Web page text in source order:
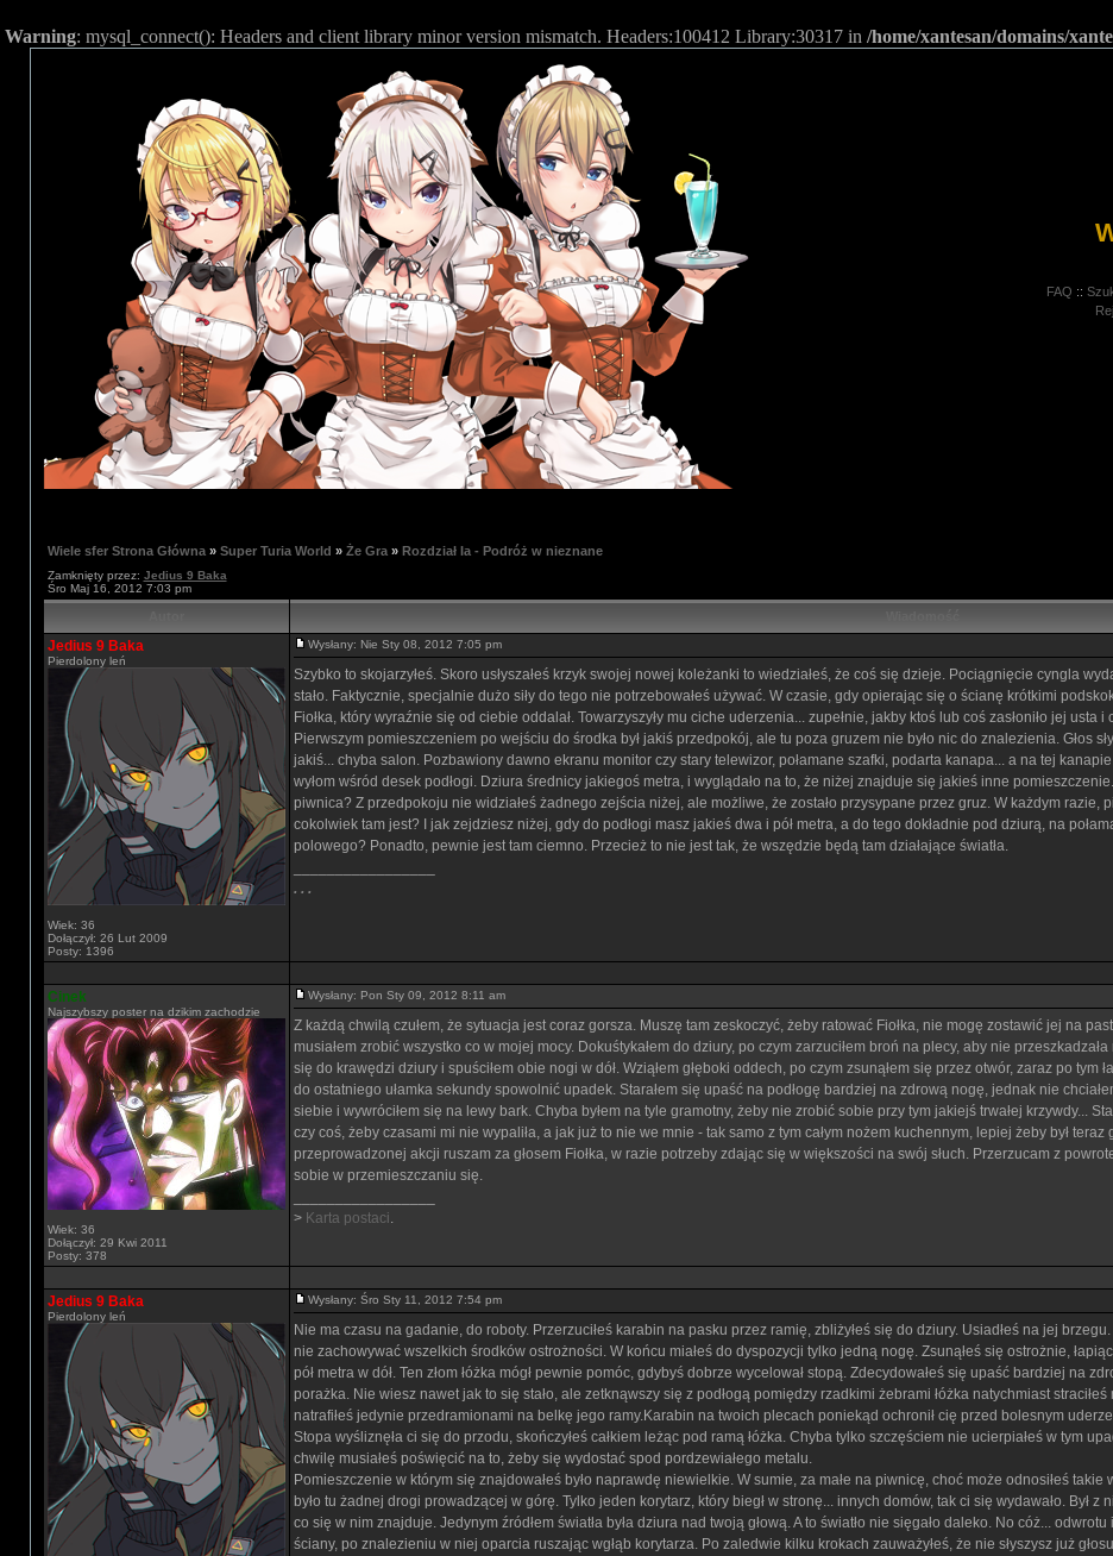
Warning: mysql_connect(): Headers and client library minor version mismatch. Headers:100412 Library:30317 in /home/xantesan/domains/
FAQ ::
Wiele sfer Strona Główna» Super Turia World » Że Gra» Rozdział Ia - Podróż w nieznane
Zamknięty przez: Jedius 9 Baka
Śro Maj 16, 2012 7:03 pm
Jedius 9 Baka
Pierdolony leń
Wiek: 36
Dołączył: 26 Lut 2009
Posty: 1396
Wysłany: Nie Sty 08, 2012 7:05 pm
Szybko to skojarzyłeś. Skoro usłyszałeś krzyk swojej nowej koleżanki to wiedziałeś, że coś się dzieje. Pociągnięcie cyngla
stało. Faktycznie, specjalnie dużo siły do tego nie potrzebowałeś używać. W czasie, gdy opierając się o ścianę krótkimi
Fiołka, który wyraźnie się od ciebie oddalał. Towarzyszyły mu ciche uderzenia... zupełnie, jakby ktoś lub coś zasłoniło jej usta
Pierwszym pomieszczeniem po wejściu do środka był jakiś przedpokój, ale tu poza gruzem nie było nic do znalezienia. Głos
jakiś... chyba salon. Pozbawiony dawno ekranu monitor czy stary telewizor, połamane szafki, podarta kanapa... a na tej
wyłom wśród desek podłogi. Dziura średnicy jakiegoś metra, i wyglądało na to, że niżej znajduje się jakieś inne
piwnica? Z przedpokoju nie widziałeś żadnego zejścia niżej, ale możliwe, że zostało przysypane przez gruz. W każdym
cokolwiek tam jest? I jak zejdziesz niżej, gdy do podłogi masz jakieś dwa i pół metra, a do tego dokładnie pod dziurą, na
polowego? Ponadto, pewnie jest tam ciemno. Przecież to nie jest tak, że wszędzie będą tam działające światła.
. . .
Cinek
Najszybszy poster na dzikim zachodzie
Wiek: 36
Dołączył: 29 Kwi 2011
Posty: 378
Wysłany: Pon Sty 09, 2012 8:11 am
Z każdą chwilą czułem, że sytuacja jest coraz gorsza. Muszę tam zeskoczyć, żeby ratować Fiołka, nie mogę zostawić jej na
musiałem zrobić wszystko co w mojej mocy. Dokuśtykałem do dziury, po czym zarzuciłem broń na plecy, aby nie
się do krawędzi dziury i spuściłem obie nogi w dół. Wziąłem głęboki oddech, po czym zsunąłem się przez otwór, zaraz po
do ostatniego ułamka sekundy spowolnić upadek. Starałem się upaść na podłogę bardziej na zdrową nogę, jednak nie
siebie i wywróciłem się na lewy bark. Chyba byłem na tyle gramotny, żeby nie zrobić sobie przy tym jakiejś trwałej krzywdy...
czy coś, żeby czasami mi nie wypaliła, a jak już to nie we mnie - tak samo z tym całym nożem kuchennym, lepiej żeby był
przeprowadzonej akcji ruszam za głosem Fiołka, w razie potrzeby zdając się w większości na swój słuch. Przerzucam z
sobie w przemieszczaniu się.
> Karta postaci.
Jedius 9 Baka
Pierdolony leń
Wysłany: Śro Sty 11, 2012 7:54 pm
Nie ma czasu na gadanie, do roboty. Przerzuciłeś karabin na pasku przez ramię, zbliżyłeś się do dziury. Usiadłeś na jej
nie zachowywać wszelkich środków ostrożności. W końcu miałeś do dyspozycji tylko jedną nogę. Zsunąłeś się ostrożnie,
pół metra w dół. Ten złom łóżka mógł pewnie pomóc, gdybyś dobrze wycelował stopą. Zdecydowałeś się upaść bardziej na
porażka. Nie wiesz nawet jak to się stało, ale zetknąwszy się z podłogą pomiędzy rzadkimi żebrami łóżka natychmiast
natrafiłeś jedynie przedramionami na belkę jego ramy.Karabin na twoich plecach poniekąd ochronił cię przed bolesnym
Stopa wyśliznęła ci się do przodu, skończyłeś całkiem leżąc pod ramą łóżka. Chyba tylko szczęściem nie ucierpiałeś w tym
chwilę musiałeś poświęcić na to, żeby się wydostać spod pordzewiałego metalu.
Pomieszczenie w którym się znajdowałeś było naprawdę niewielkie. W sumie, za małe na piwnicę, choć może odnosiłeś
było tu żadnej drogi prowadzącej w górę. Tylko jeden korytarz, który biegł w stronę... innych domów, tak ci się wydawało. Był
co się w nim znajduje. Jedynym źródłem światła była dziura nad twoją głową. A to światło nie sięgało daleko. No cóż...
ściany, po znalezieniu w niej oparcia ruszając wgłąb korytarza. Po zaledwie kilku krokach zauważyłeś, że nie słyszysz już